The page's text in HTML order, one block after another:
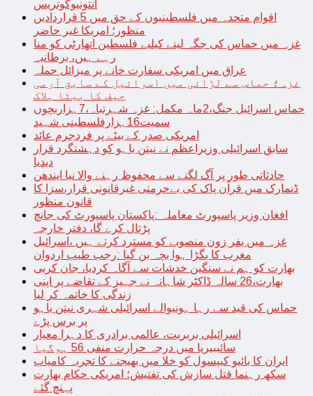
انتونیوگوتریس
اقوام متحدہ میں فلسطینیوں کے حق میں 5 قراردادیں
منظور؛ امریکا غیر حاضر
غزہ میں حماس کی جگہ لینے کیلیے فلسطین اتھارٹی کو منا
رہے ہیں، برطانیہ
عراق میں امریکی سفارت خانے پر میزائل حملہ
غزہ؛ حماس سے لڑائی میں اسرائیل کے سابق آرمی
چیف کا بیٹا ہلاک
حماس اسرائیل جنگ،2ماہ مکمل: غزہ شہرتباہ،7ہزاربچوں
سمیت16ہزارفلسطینی شہید
امریکی صدر کے بیٹے پر فردجرم عائد
سابق اسرائیلی وزیراعظم نے نیتن یاہو کو دہشتگرد قرار
دیدیا
حادثاتی طور پر آگ لگنے سے محفوظ رہنے والا نیا ایندھن
ڈنمارک میں قرآن پاک کی بےحرمتی غیرقانونی قرار،سزا کا
قانون منظور
افغان وزیر پاسپورٹ معاملہ :پاکستان پاسپورٹ کی جانچ
پڑتال کرے گا، دفتر خارجہ
غزہ میں بفر زون منصوبے کو مسترد کرتے ہیں ،اسرائیل
مغرب کا بگڑا ہوا بچہ بن گیا :رجب طیب اردوان
بھارت کو ہم نے سنگین خدشات سے آگاہ کردیا، جان کربی
بھارت،26 سالہ ڈاکٹر شاہانہ نے جہیز کے تقاضے پر اپنی
زندگی کا خاتمہ کر لیا
حماس کی قید سے رہا ہونیوالے اسرائیلی شہری نیتن یاہو
پر برس پڑے
اسرائیلی بربریت، عالمی برادری کا دہرا معیار
سائیبیریا میں درجہ حرارت منفی 56 ہوگیا
ایران کا بائیو کیپسول کو خلا میں بھیجنے کا تجربہ کامیاب
سکھ رہنما قتل سازش کی تفتیش؛ امریکی حکام بھارت
پہنچ گئے